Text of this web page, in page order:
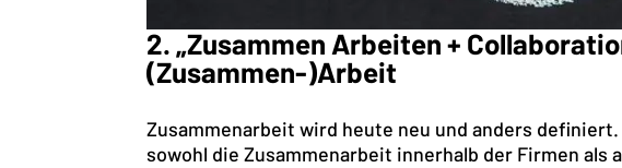
2. „Zusammen Arbeiten +
(Zusammen-)Arbeit
Zusammenarbeit wird heute neu und anders
sowohl die Zusammenarbeit innerhalb der Firmen